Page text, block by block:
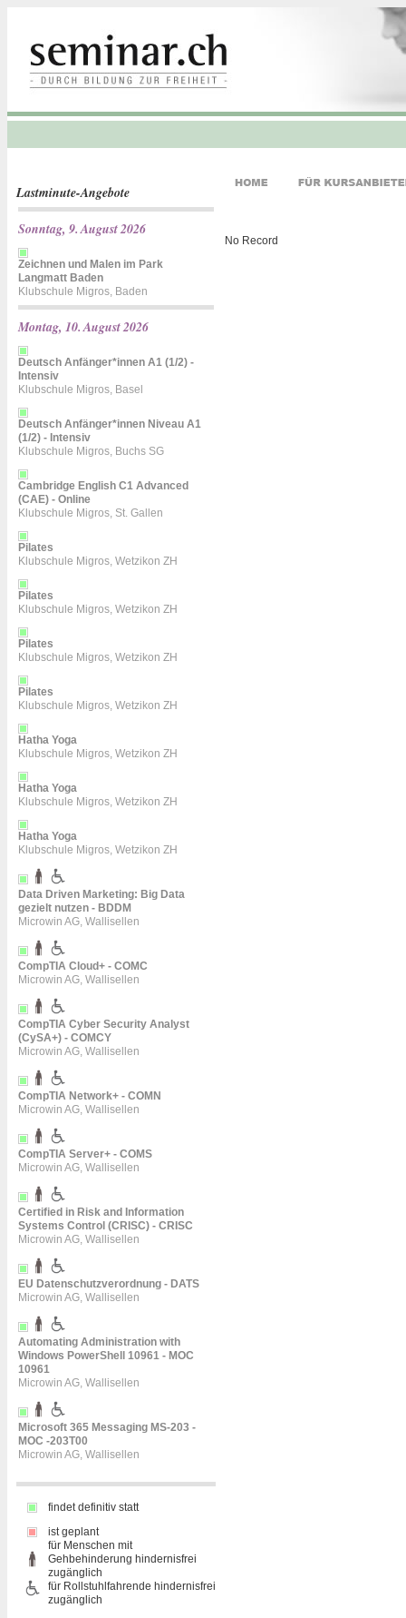
Lastminute-Angebote
Sonntag, 9. August 2026
Zeichnen und Malen im Park
Langmatt Baden
Klubschule Migros, Baden
Montag, 10. August 2026
Deutsch Anfänger*innen A1 (1/2) -
Intensiv
Klubschule Migros, Basel
Deutsch Anfänger*innen Niveau A1
(1/2) - Intensiv
Klubschule Migros, Buchs SG
Cambridge English C1 Advanced
(CAE) - Online
Klubschule Migros, St. Gallen
Pilates
Klubschule Migros, Wetzikon ZH
Pilates
Klubschule Migros, Wetzikon ZH
Pilates
Klubschule Migros, Wetzikon ZH
Pilates
Klubschule Migros, Wetzikon ZH
Hatha Yoga
Klubschule Migros, Wetzikon ZH
Hatha Yoga
Klubschule Migros, Wetzikon ZH
Hatha Yoga
Klubschule Migros, Wetzikon ZH
Data Driven Marketing: Big Data
gezielt nutzen - BDDM
Microwin AG, Wallisellen
CompTIA Cloud+ - COMC
Microwin AG, Wallisellen
CompTIA Cyber Security Analyst
(CySA+) - COMCY
Microwin AG, Wallisellen
CompTIA Network+ - COMN
Microwin AG, Wallisellen
CompTIA Server+ - COMS
Microwin AG, Wallisellen
Certified in Risk and Information
Systems Control (CRISC) - CRISC
Microwin AG, Wallisellen
EU Datenschutzverordnung - DATS
Microwin AG, Wallisellen
Automating Administration with
Windows PowerShell 10961 - MOC
10961
Microwin AG, Wallisellen
Microsoft 365 Messaging MS-203 -
MOC -203T00
Microwin AG, Wallisellen
findet definitiv statt
ist geplant
für Menschen mit
Gehbehinderung hindernisfrei
zugänglich
für Rollstuhlfahrende hindernisfrei
zugänglich
No Record